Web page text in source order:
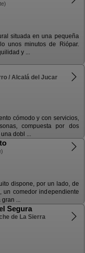
situada en una pequeña
unos minutos de Riópar.
y ...
/ Alcalá del Jucar
cómodo y con servicios,
compuesta por dos
dobl ...
dispone, por un lado, de
un comedor independiente
...
Segura
de La Sierra